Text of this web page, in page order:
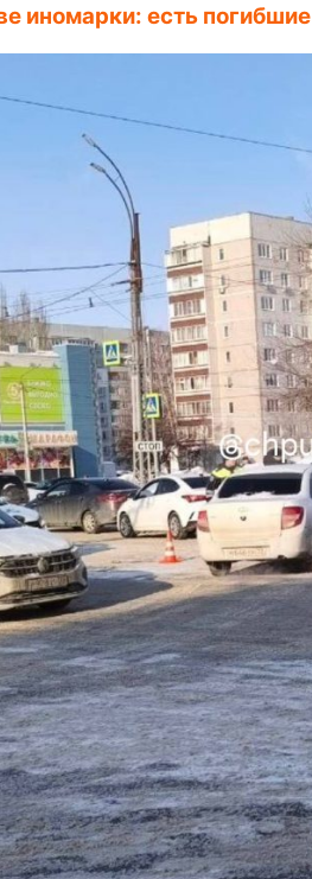
иномарки: есть погибшие